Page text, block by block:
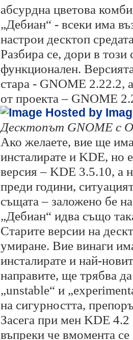
абсурдна цветова
„Дебиан“ - всеки има
настрои десктоп
Разбира се, дори в
функционален.
стара - GNOME 2.22.2,
от проекта – GNOME
Десктопът GNOME с
Ако желаете, вие ще
инсталирате и KDE, но
версия – KDE 3.5.10, а
преди години,
същата – заложено бе
„Дебиан“ идва също
Старите версии на
умиране. Вие винаги
инсталирате и най-
направите, ще трябва
„unstable“ и
на сигурността,
Засега при мен KDE
въпреки че вмомента